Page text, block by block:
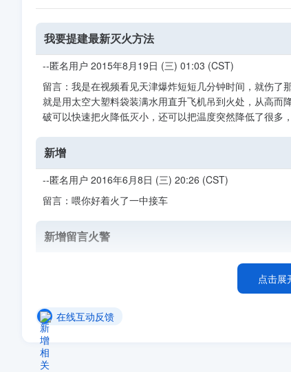
我要提建最新灭火方法
--匿名用户 2015年8月19日 (三) 01:03 (CST)
留言：我是在视频看见天津爆炸短短几分钟时间，就伤
就是用太空大塑料袋装满水用直升飞机吊到火处，从高
破可以快速把火降低灭小，还可以把温度突然降低了很多
新增
--匿名用户 2016年6月8日 (三) 20:26 (CST)
留言：喂你好着火了一中接车
新增留言火警
新增留言火警
--匿名用户 2016年6月20日 (一) 06:05 (CST)
点击展
在线互动反馈